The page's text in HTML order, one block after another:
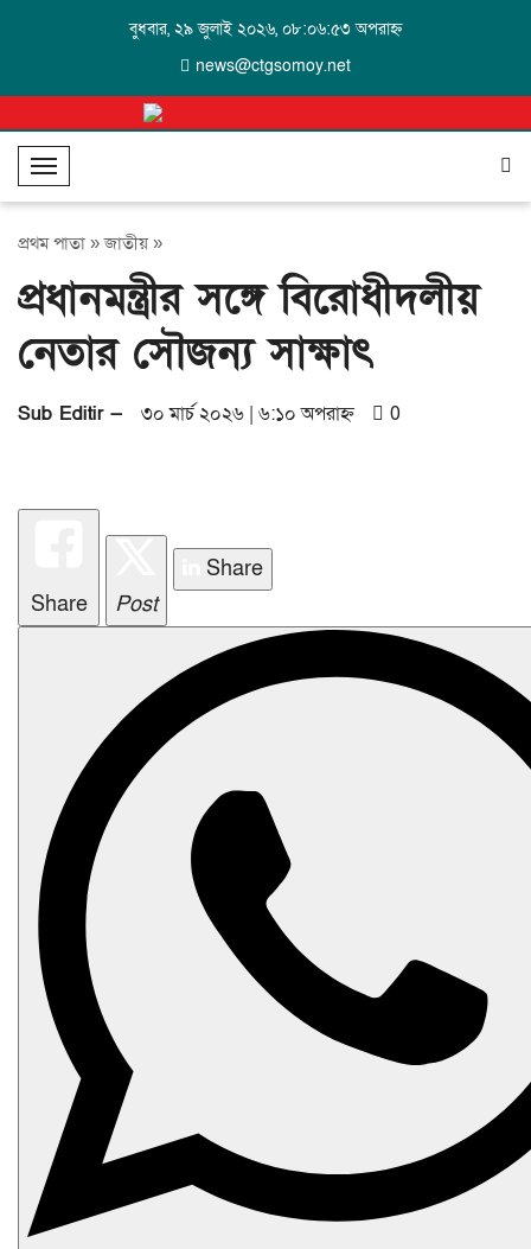
বুধবার, ২৯ জুলাই ২০২৬, ০৮:০৬:৫৩ অপরাহ্ন
news@ctgsomoy.net
T
o
g
l
e
N
a
i
t
n
প্রথম পাতা »জাতীয়»
প্রধানমন্ত্রীর সঙ্গে বিরোধীদলীয়
নেতার সৌজন্য সাক্ষাৎ
Sub Editir — ৩০ মার্চ ২০২৬ | ৬:১০ অপরাহ্ন 0
Share Post
Share